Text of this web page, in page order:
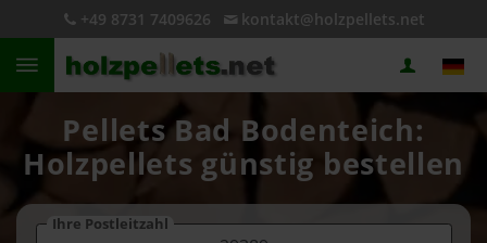
+49 8731 7409626 kontakt@holzpellets.net
Pellets Bad Bodenteich:
Holzpellets günstig bestellen
Ihre Postleitzahl